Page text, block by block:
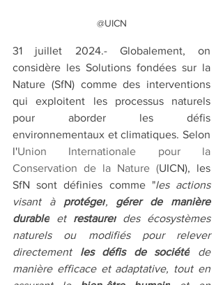
@UICN
31 juillet 2024.- Globalement, on
considère les Solutions fondées sur la
Nature (SfN) comme des interventions
qui exploitent les processus naturels
pour aborder les défis
environnementaux et climatiques. Selon
l'Union Internationale pour la
Conservation de la Nature (UICN), les
SfN sont définies comme "les actions
visant à protéger, gérer de manière
durable et restaurer des écosystèmes
naturels ou modifiés pour relever
directement les défis de société de
manière efficace et adaptative, tout en